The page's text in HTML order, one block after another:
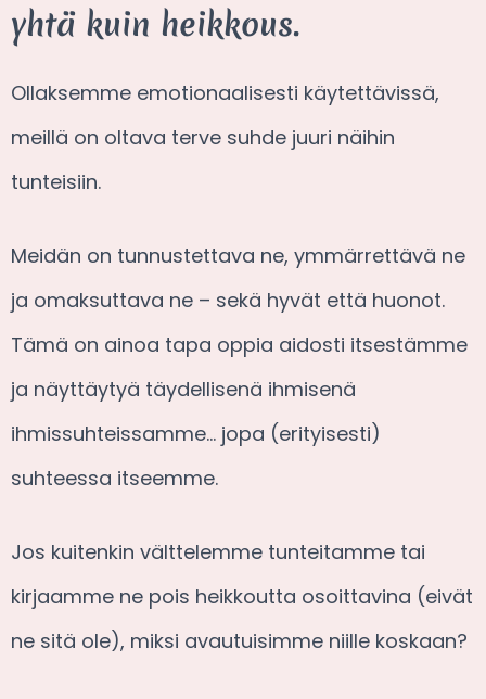
yhtä kuin heikkous.
Ollaksemme emotionaalisesti käytettävissä,
meillä on oltava terve suhde juuri näihin
tunteisiin.
Meidän on tunnustettava ne, ymmärrettävä ne
ja omaksuttava ne – sekä hyvät että huonot.
Tämä on ainoa tapa oppia aidosti itsestämme
ja näyttäytyä täydellisenä ihmisenä
ihmissuhteissamme… jopa (erityisesti)
suhteessa itseemme.
Jos kuitenkin välttelemme tunteitamme tai
kirjaamme ne pois heikkoutta osoittavina (eivät
ne sitä ole), miksi avautuisimme niille koskaan?